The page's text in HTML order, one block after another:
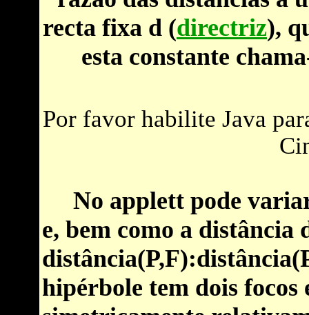
recta fixa d (directriz),
esta constante
Por favor habilite Java
No applett pode
e, bem como a
distância(P,F):
hipérbole tem dois focos